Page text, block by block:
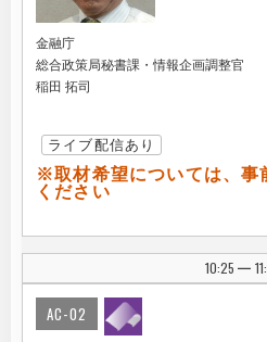
金融庁
総合政策局秘書課・情報企画調整官
稲田 拓司
ライブ配信あり
※取材希望については、事
ください
10:25 |
AC-02